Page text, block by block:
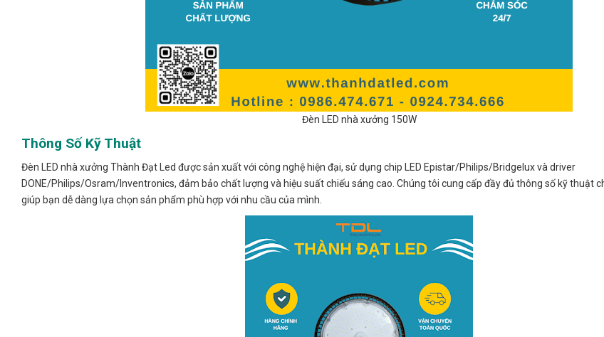
Đèn LED nhà xưởng 150W
Thông Số Kỹ Thuật
Đèn LED nhà xưởng Thành Đạt Led được sản xuất với công nghệ hiện đại, sử dụng chip LED Epistar/Philips/Bridgelux và driver
DONE/Philips/Osram/Inventronics, đảm bảo chất lượng và hiệu suất chiếu sáng cao. Chúng tôi cung cấp đầy đủ thông số kỹ thuật
giúp bạn dễ dàng lựa chọn sản phẩm phù hợp với nhu cầu của mình.